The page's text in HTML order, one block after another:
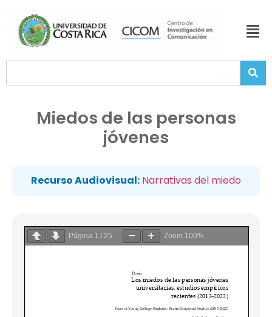
Miedos de las personas
jóvenes
Recurso Audiovisual: Narrativas del miedo
Página 1 / 25 Zoom 100%